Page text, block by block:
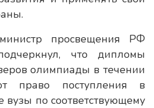
просвещения РФ
что дипломы
олимпиады в течении
право поступления в
вузы по соответствующему